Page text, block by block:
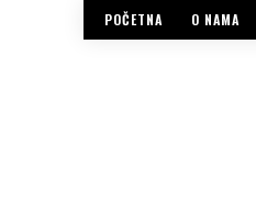
POČETNA O NAMA